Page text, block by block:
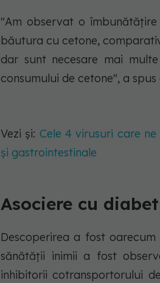
"Am observat o
băutura cu cetone,
dar sunt necesare mai
consumului de cetone", a spus
Vezi și: Cele 4 virusuri care
și gastrointestinale
Asociere cu
Descoperirea a fost
sănătății inimii a fost
inhibitorii cotransportorului